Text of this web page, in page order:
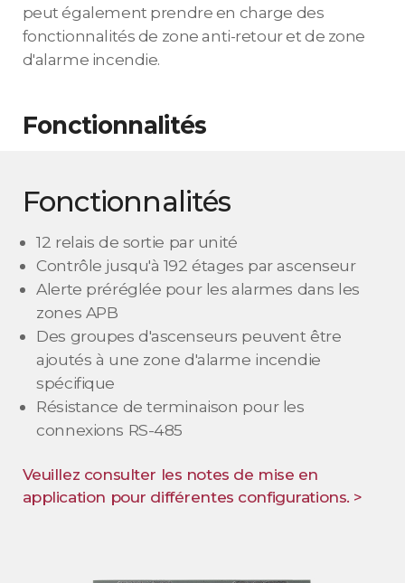
peut également prendre en charge des
fonctionnalités de zone anti-retour et de zone
d'alarme incendie.
Fonctionnalités
Fonctionnalités
12 relais de sortie par unité
Contrôle jusqu'à 192 étages par ascenseur
Alerte préréglée pour les alarmes dans les
zones APB
Des groupes d'ascenseurs peuvent être
ajoutés à une zone d'alarme incendie
spécifique
Résistance de terminaison pour les
connexions RS-485
Veuillez consulter les notes de mise en
application pour différentes configurations. >